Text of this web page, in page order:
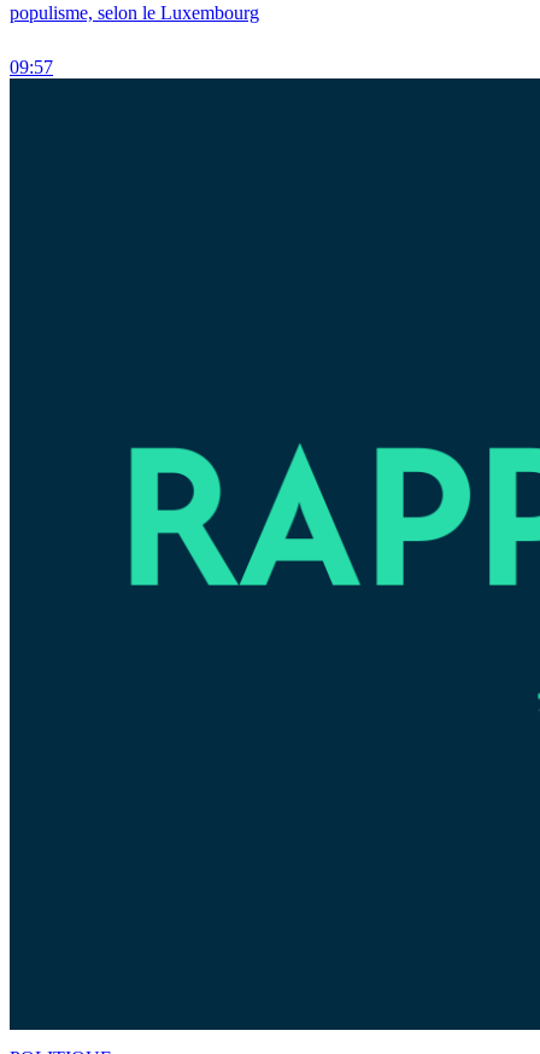
populisme, selon le Luxembourg
09:57